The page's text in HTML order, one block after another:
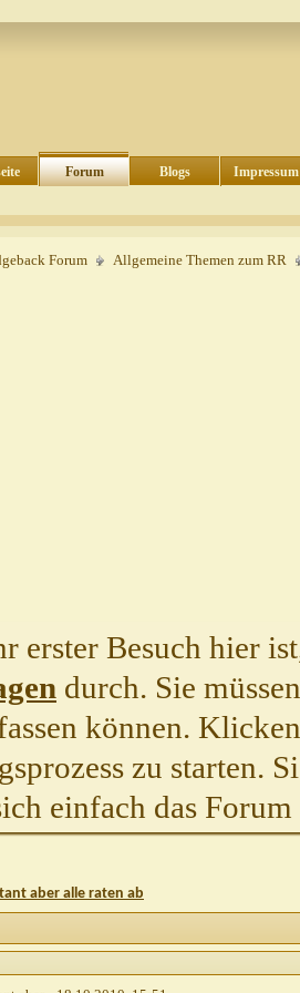
Forum Blogs Impressum
Forum Allgemeine Themen zum RR
erster Besuch hier
durch. Sie
können.
zu starten.
einfach das
aber alle raten ab